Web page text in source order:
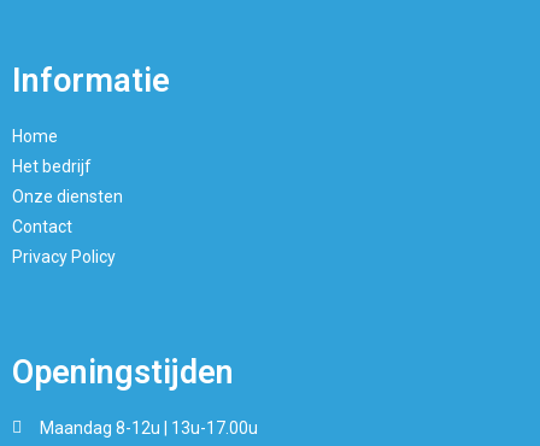
Informatie
Home
Het bedrijf
Onze diensten
Contact
Privacy Policy
Openingstijden
Maandag 8-12u | 13u-17.00u